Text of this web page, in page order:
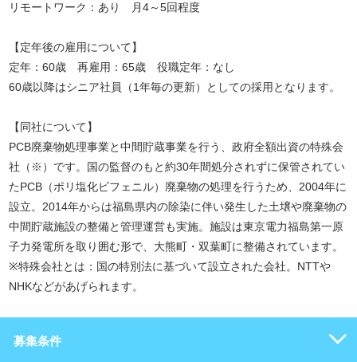
リモートワーク：あり 月4～5回程度
【定年後の雇用について】
定年：60歳 再雇用：65歳 役職定年：なし
60歳以降はシニア社員（1年毎の更新）としての採用となります。
【同社について】
PCB廃棄物処理事業と中間貯蔵事業を行う、政府全額出資の特殊会
社（※）です。国の監督のもと約30年間処分されずに保管されてい
たPCB（ポリ塩化ビフェニル）廃棄物の処理を行うため、2004年に
設立。2014年からは福島県内の除染に伴い発生した土壌や廃棄物の
中間貯蔵施設の整備と管理運営も実施。施設は東京電力福島第一原
子力発電所を取り囲む形で、大熊町・双葉町に整備されています。
※特殊会社とは：国の特別法に基づいて設立された会社。NTTや
NHKなどがあげられます。
募集条件